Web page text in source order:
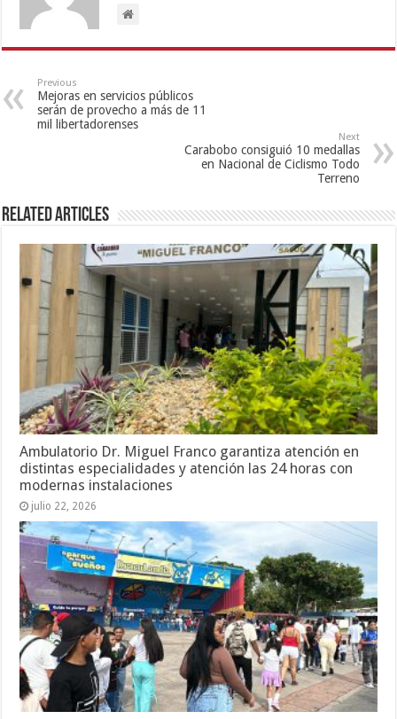
Previous
Mejoras en servicios públicos
serán de provecho a más de 11
mil libertadorenses
Next
Carabobo consiguió 10 medallas
en Nacional de Ciclismo Todo
Terreno
Related Articles
Ambulatorio Dr. Miguel Franco garantiza atención en
distintas especialidades y atención las 24 horas con
modernas instalaciones
julio 22, 2026